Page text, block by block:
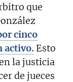
que
cinco
activo. Esto
la justicia
de jueces